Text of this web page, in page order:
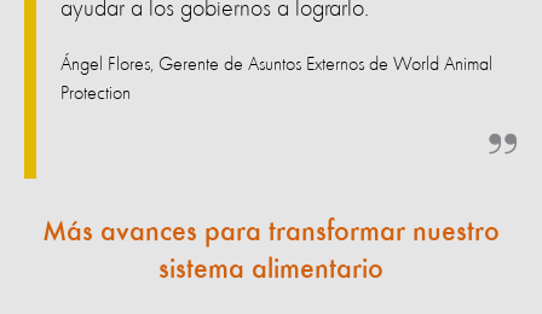
ayudar a los gobiernos a lograrlo.
Ángel Flores, Gerente de Asuntos Externos de World Animal
Protection
Más avances para transformar nuestro
sistema alimentario